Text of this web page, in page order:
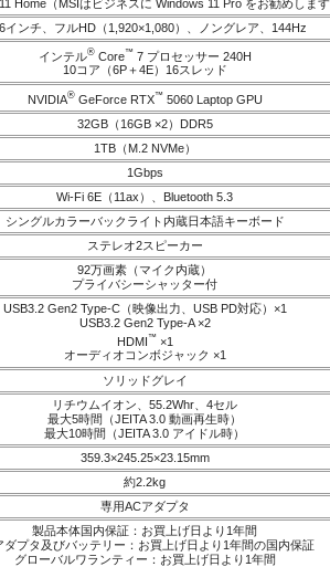
Home（MSIはビジネスに Windows 11 Pro をお勧めしま
インチ、フルHD（1,920×1,080）、ノングレア、144Hz
インテル®Core™ 7 プロセッサー 240H
10コア（6P＋4E）16スレッド
NVIDIA®GeForce RTX™ 5060 Laptop GPU
32GB（16GB ×2）DDR5
1TB（M.2 NVMe）
1Gbps
Wi-Fi 6E（11ax）、Bluetooth 5.3
シングルカラーバックライト内蔵日本語キーボード
ステレオ2スピーカー
92万画素（マイク内蔵）
プライバシーシャッター付
USB3.2 Gen2 Type-C（映像出力、USB PD対応）×1
USB3.2 Gen2 Type-A ×2
HDMI™ ×1
オーディオコンボジャック ×1
ソリッドグレイ
リチウムイオン、55.2Whr、4セル
最大5時間（JEITA 3.0 動画再生時）
最大10時間（JEITA 3.0 アイドル時）
359.3×245.25×23.15mm
約2.2kg
専用ACアダプタ
製品本体国内保証：お買上げ日より1年間
ダプタ及びバッテリー：お買上げ日より1年間の国内保証
グローバルワランティー：お買上げ日より1年間